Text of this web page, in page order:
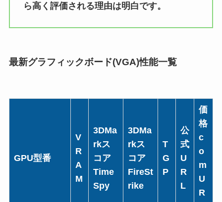
ら高く評価される理由は明白です。
最新グラフィックボード(VGA)性能一覧
GPU型番
V
R
A
M
3DMa
rkス
コア
Time
Spy
3DMa
rkス
コア
FireSt
rike
T
G
P
公
式
U
R
L
価
格
c
o
m
U
R